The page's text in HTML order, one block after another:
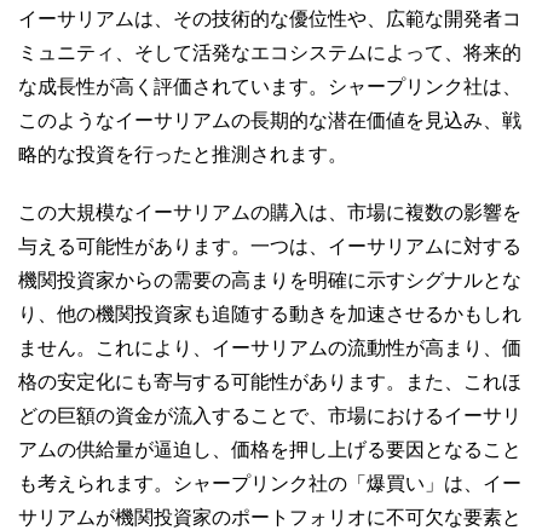
イーサリアムは、その技術的な優位性や、広範な開発者コ
ミュニティ、そして活発なエコシステムによって、将来的
な成長性が高く評価されています。シャープリンク社は、
このようなイーサリアムの長期的な潜在価値を見込み、戦
略的な投資を行ったと推測されます。
この大規模なイーサリアムの購入は、市場に複数の影響を
与える可能性があります。一つは、イーサリアムに対する
機関投資家からの需要の高まりを明確に示すシグナルとな
り、他の機関投資家も追随する動きを加速させるかもしれ
ません。これにより、イーサリアムの流動性が高まり、価
格の安定化にも寄与する可能性があります。また、これほ
どの巨額の資金が流入することで、市場におけるイーサリ
アムの供給量が逼迫し、価格を押し上げる要因となること
も考えられます。シャープリンク社の「爆買い」は、イー
サリアムが機関投資家のポートフォリオに不可欠な要素と